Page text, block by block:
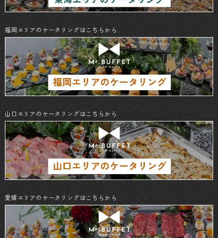
福岡エリアのケータリングはこちらから
山口エリアのケータリングはこちらから
愛媛エリアのケータリングはこちらから